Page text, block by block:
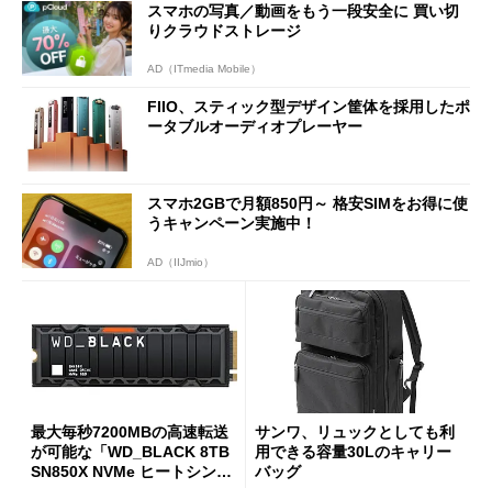
スマホの写真／動画をもう一段安全に 買い切
りクラウドストレージ
AD（ITmedia Mobile）
FIIO、スティック型デザイン筐体を採用したポ
ータブルオーディオプレーヤー
スマホ2GBで月額850円～ 格安SIMをお得に使
うキャンペーン実施中！
AD（IIJmio）
最大毎秒7200MBの高速転送
が可能な「WD_BLACK 8TB
SN850X NVMe ヒートシンク
サンワ、リュックとしても利
用できる容量30Lのキャリー
バッグ